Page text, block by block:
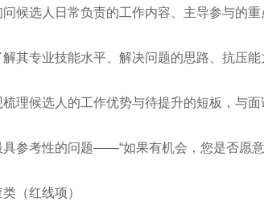
候选人日常负责的工作内容、主导参与的
其专业技能水平、解决问题的思路、抗压
理候选人的工作优势与待提升的短板，与
具参考性的问题——“如果有机会，您是否愿
（红线项）